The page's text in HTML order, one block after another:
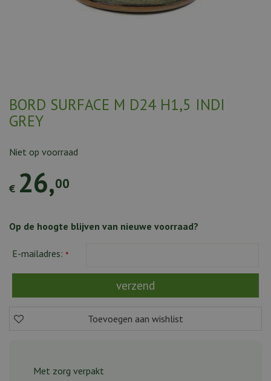
BORD SURFACE M D24 H1,5 INDI
GREY
€ 26,00
Niet op voorraad
Op de hoogte blijven van nieuwe voorraad?
E-mailadres: *
Met zorg verpakt